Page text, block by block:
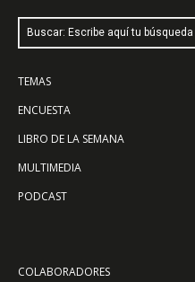
Buscar: Escribe aquí tu búsqueda
TEMAS
ENCUESTA
LIBRO DE LA SEMANA
MULTIMEDIA
PODCAST
COLABORADORES